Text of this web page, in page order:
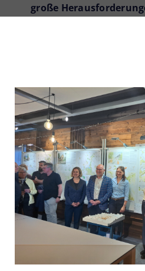
große
Flöha“praktiziert die
beeindruckender und
bereits über Jahrzehnte
und
Aufgrund ihrer
sich schnell
Industriegemeinde
historisch gewachsenes
kommunalen
erkannten in der
frühzeitig die Chance
Ortsmitteund